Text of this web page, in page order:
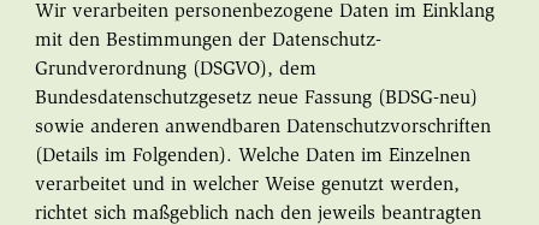
Wir verarbeiten personenbezogene Daten im Einklang
mit den Bestimmungen der Datenschutz-
Grundverordnung (DSGVO), dem
Bundesdatenschutzgesetz neue Fassung (BDSG-neu)
sowie anderen anwendbaren Datenschutzvorschriften
(Details im Folgenden). Welche Daten im Einzelnen
verarbeitet und in welcher Weise genutzt werden,
richtet sich maßgeblich nach den jeweils beantragten